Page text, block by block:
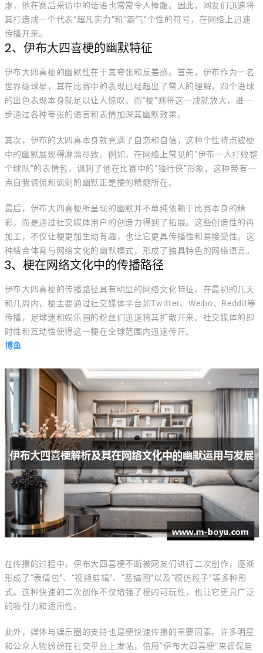
虚，他在赛后采访中的话语也常常令人捧腹。因此，网友们迅速将
其打造成一个代表“超凡实力”和“霸气”个性的符号，在网络上迅速
传播开来。
2、伊布大四喜梗的幽默特征
伊布大四喜梗的幽默性在于其夸张和反差感。首先，伊布作为一名
世界级球星，其在比赛中的表现已经超出了常人的理解，四个进球
的出色表现本身就足以让人惊叹。而“梗”则将这一成就放大，进一
步通过各种夸张的语言和表情加深其幽默效果。
其次，伊布的大四喜本身就充满了自恋和自信，这种个性特点被梗
中的幽默展现得淋漓尽致。例如，在网络上常见的“伊布一人打败整
个球队”的表情包，讽刺了他在比赛中的“独行侠”形象，这种带有一
点自我调侃和讽刺的幽默正是梗的精髓所在。
最后，伊布大四喜梗所呈现的幽默并不单纯依赖于比赛本身的精
彩，而是通过社交媒体用户的创造力得到了拓展。这些创造性的再
加工，不仅让梗更加生动有趣，也让它更具传播性和易接受性。这
种结合体育与网络文化的幽默模式，形成了独具特色的网络语言。
3、梗在网络文化中的传播路径
伊布大四喜梗的传播路径具有明显的网络文化特征。在最初的几天
和几周内，梗主要通过社交媒体平台如Twitter、Weibo、Reddit等
传播，足球迷和娱乐圈的粉丝们迅速将其扩散开来。社交媒体的即
时性和互动性使得这一梗在全球范围内迅速传开。
博鱼
在传播的过程中，伊布大四喜梗不断被网友们进行二次创作，逐渐
形成了“表情包”、“视频剪辑”、“恶搞图”以及“模仿段子”等多种形
式。这种快速的二次创作不仅增强了梗的可玩性，也让它更具广泛
的吸引力和适用性。
此外，媒体与娱乐圈的支持也是梗快速传播的重要因素。许多明星
和公众人物纷纷在社交平台上发帖，借用“伊布大四喜梗”来调侃自